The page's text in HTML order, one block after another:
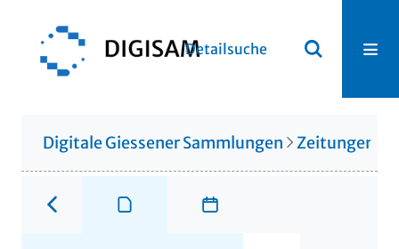
Detailsuche
Digitale Giessener Sammlungen Zeitungen